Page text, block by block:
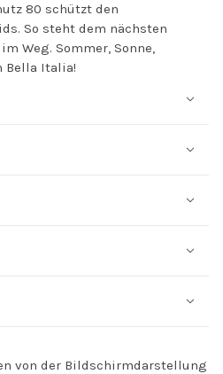
80 schützt den
So steht dem nächsten
Weg. Sommer, Sonne,
Bella Italia!
von der Bildschirmdarstellung